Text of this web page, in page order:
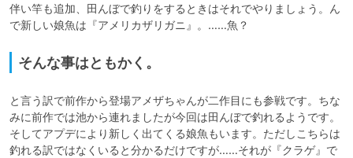
伴い竿も追加、田んぼで釣りをするときはそれでやりましょう。ん
で新しい娘魚は『アメリカザリガニ』。……魚？
そんな事はともかく。
と言う訳で前作から登場アメザちゃんが二作目にも参戦です。ちな
みに前作では池から連れましたが今回は田んぼで釣れるようです。
そしてアプデにより新しく出てくる娘魚もいます。ただしこちらは
釣れる訳ではなくいると分かるだけですが……それが『クラゲ』で